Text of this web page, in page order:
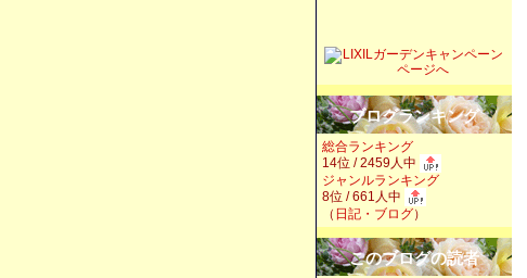
ブログランキング
総合ランキング
14位 / 2459人中
ジャンルランキング
8位 / 661人中
（ 日記・ブログ）
このブログの読者